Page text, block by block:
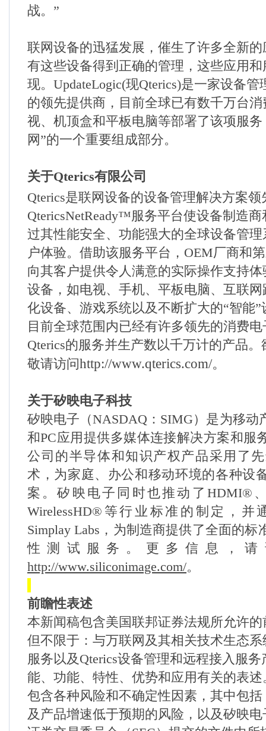
战。”
联网设备的迅猛发展，催生了许多全新
有这些设备得到正确的管理，这些应用
现。 UpdateLogic(现Qterics)是一家设备管
的领先提供商，目前全球已有数千万台
视、机顶盒和平板电脑等部署了该项服
网”的一个重要组成部分。
关于Qterics有限公司
Qterics是联网设备的设备管理解决方案领
QtericsNetReady™服务平台使设备制造
过其性能安全、功能强大的全球设备管
户体验。借助该服务平台， OEM厂商和
向其客户提供令人满意的实际操作支持
设备，如电视、手机、平板电脑、互联
化设备、游戏系统以及不断扩大的“智能
目前全球范围内已经有许多领先的消费
Qterics的服务并生产数以千万计的产品
敬请访问http://www.qterics.com/。
关于矽映电子科技
矽映电子（NASDAQ ： SIMG）是为移动
和PC应用提供多媒体连接解决方案和服
公司的半导体和知识产权产品采用了
术，为家庭、办公和移动环境的各种设
案。矽映电子同时也推动了 HDMI®
WirelessHD® 等行业标准的制定，并
Simplay Labs ，为制造商提供了全面的标
性测试服务。更多信息，请
http://www.siliconimage.com/。
前瞻性表述
本新闻稿包含美国联邦证券法规所允许
但不限于：与万联网及其相关技术生态
服务以及 Qterics设备管理和远程接入服务
能、功能、特性、优势和应用有关的表
包含各种风险和不确定性因素，其中包括
及产品增速低于预期的风险，以及矽映